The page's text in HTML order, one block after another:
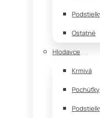
Ostatné
Hlodavce
Krmivá
Pochúťky